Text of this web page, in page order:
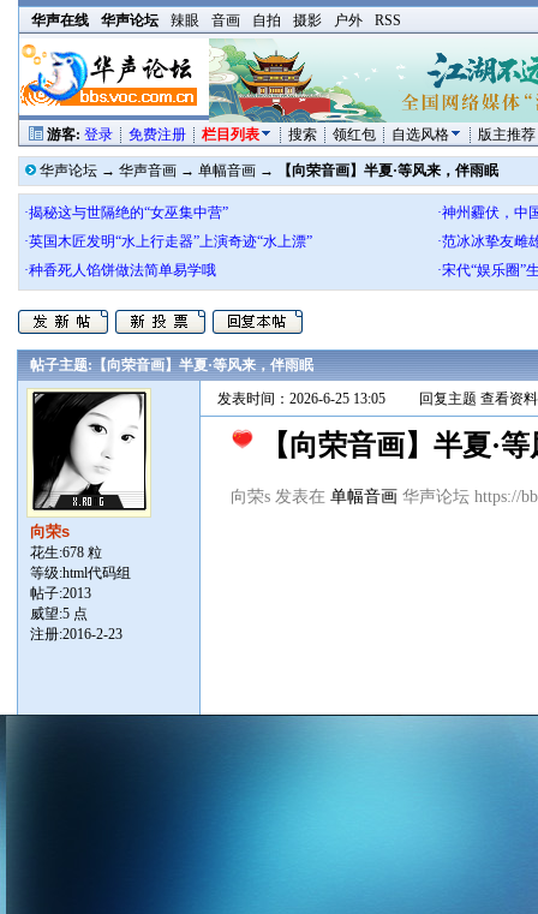
华声在线 华声论坛 辣眼 音画 自拍 摄影 户外 RSS
游客: 登录 免费注册 栏目列表 搜索 领红包 自选风格 版主推荐
华声论坛→ 华声音画→ 单幅音画→ 【向荣音画】半夏·等风来，伴雨眠
·揭秘这与世隔绝的“女巫集中营”
·神州霾伏，中
·英国木匠发明“水上行走器”上演奇迹“水上漂”
·范冰冰挚友雌
·种香死人馅饼做法简单易学哦
·宋代“娱乐圈”
帖子主题:【向荣音画】半夏·等风来，伴雨眠
向荣s
花生:678 粒
等级:html代码组
帖子:2013
威望:5 点
注册:2016-2-23
发表时间：2026-6-25 13:05 回复主题 查看资料
【向荣音画】半夏·
向荣s 发表在 单幅音画 华声论坛 https://